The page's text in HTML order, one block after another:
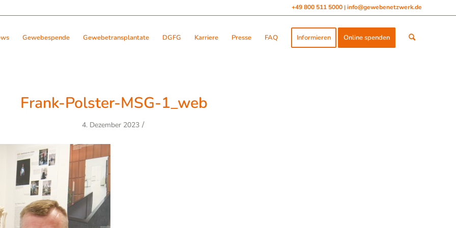
+49 800 511 5000 | info@gewebenetzwerk.de
Gewebespende Gewebetransplantate DGFG Karriere Presse FAQ Informieren Online spenden
Frank-Polster-MSG-1_web
4. Dezember 2023 /